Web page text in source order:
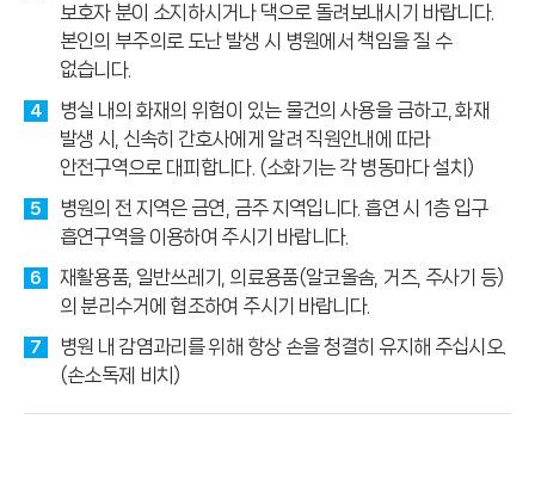
보호자 분이 소지하시거나 댁으로 돌려보내시기 바랍니다.
본인의 부주의로 도난 발생 시 병원에서 책임을 질 수
없습니다.
4
병실 내의 화재의 위험이 있는 물건의 사용을 금하고, 화재
발생 시, 신속히 간호사에게 알려 직원안내에 따라
안전구역으로 대피합니다. (소화기는 각 병동마다 설치)
5
병원의 전 지역은 금연, 금주 지역입니다. 흡연 시 1층 입구
흡연구역을 이용하여 주시기 바랍니다.
6
재활용품, 일반쓰레기, 의료용품(알코올솜, 거즈, 주사기 등)
의 분리수거에 협조하여 주시기 바랍니다.
7
병원 내 감염과리를 위해 항상 손을 청결히 유지해 주십시오.
(손소독제 비치)